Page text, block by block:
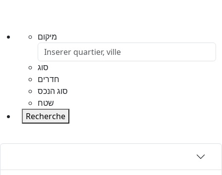
מיקום
סוג
חדרים
סוג הנכס
שטח
Recherche